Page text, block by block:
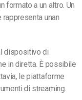
formato a un altro. Un
unan
dispositivo di
in diretta. È possibile
le piattaforme
di streaming.